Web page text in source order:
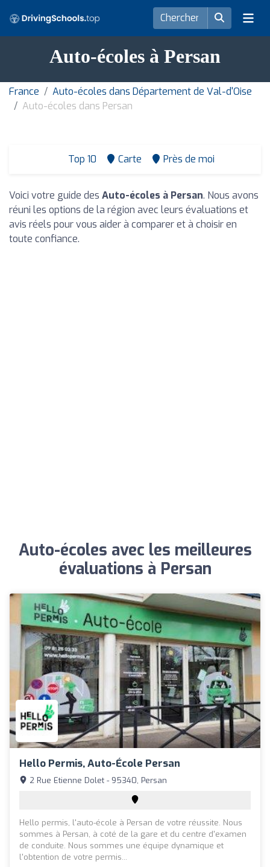
Auto-écoles à Persan
France
Auto-écoles dans Département de Val-d'Oise
Auto-écoles dans Persan
Top 10 Carte Près de moi
Voici votre guide des Auto-écoles à Persan. Nous avons
réuni les options de la région avec leurs évaluations et
avis réels pour vous aider à comparer et à choisir en
toute confiance.
Auto-écoles avec les meilleures
évaluations à Persan
Hello Permis, Auto-École Persan
2 Rue Etienne Dolet - 95340, Persan
Hello permis, l'auto-école à Persan de votre réussite. Nous
sommes à Persan, à coté de la gare et du centre d'examen
de conduite. Nous sommes une équipe dynamique et
l'obtention de votre permis...